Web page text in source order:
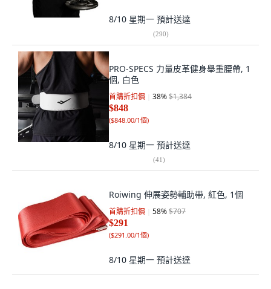
8/10 星期一 預計送達
(290)
PRO-SPECS 力量皮革健身舉重腰帶, 1
個, 白色
首購折扣價 38%$1,384
$848
($848.00/1個)
8/10 星期一 預計送達
(41)
Roiwing 伸展姿勢輔助帶, 紅色, 1個
首購折扣價 58%$707
$291
($291.00/1個)
8/10 星期一 預計送達